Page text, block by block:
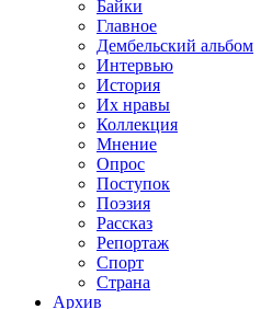
Байки
Главное
Дембельский альбом
Интервью
История
Их нравы
Коллекция
Мнение
Опрос
Поступок
Поэзия
Рассказ
Репортаж
Спорт
Страна
Архив